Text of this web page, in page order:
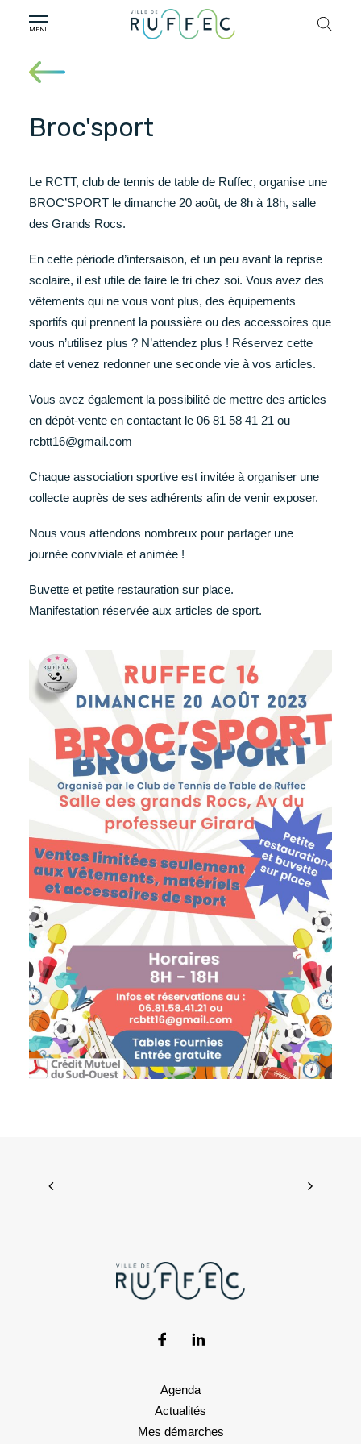
Broc'sport
Le RCTT, club de tennis de table de Ruffec, organise une
BROC’SPORT le dimanche 20 août, de 8h à 18h, salle
des Grands Rocs.
En cette période d’intersaison, et un peu avant la reprise
scolaire, il est utile de faire le tri chez soi. Vous avez des
vêtements qui ne vous vont plus, des équipements
sportifs qui prennent la poussière ou des accessoires que
vous n’utilisez plus ? N’attendez plus ! Réservez cette
date et venez redonner une seconde vie à vos articles.
Vous avez également la possibilité de mettre des articles
en dépôt-vente en contactant le 06 81 58 41 21 ou
rcbtt16@gmail.com
Chaque association sportive est invitée à organiser une
collecte auprès de ses adhérents afin de venir exposer.
Nous vous attendons nombreux pour partager une
journée conviviale et animée !
Buvette et petite restauration sur place.
Manifestation réservée aux articles de sport.
Agenda
Actualités
Mes démarches